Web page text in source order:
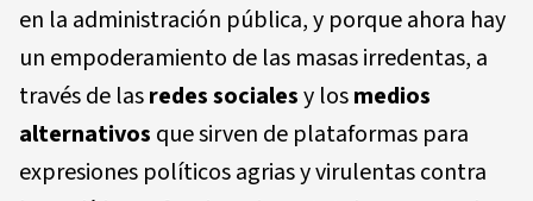
en la administración pública, y porque ahora hay
un empoderamiento de las masas irredentas, a
través de lasredes socialesy losmedios
alternativos que sirven de plataformas para
expresiones políticos agrias y virulentas contra